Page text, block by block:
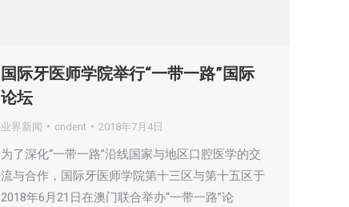
国际牙医师学院举行“一带一路”国际
论坛
业界新闻 cndent 2018年7月4日
为了深化“一带一路”沿线国家与地区口腔医学的交
流与合作，国际牙医师学院第十三区与第十五区于
2018年6月21日在澳门联合举办“一带一路”论